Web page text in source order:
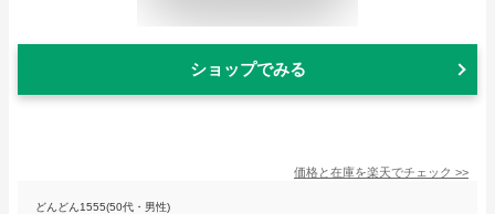
ショップでみる
価格と在庫を楽天でチェック >>
どんどん1555(50代・男性)